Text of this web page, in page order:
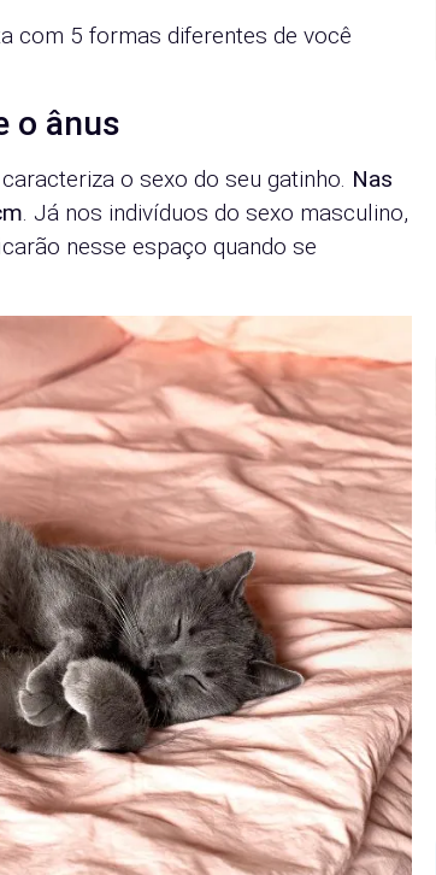
com 5 formas diferentes de você
o ânus
o sexo do seu gatinho. Nas
. Já nos indivíduos do sexo masculino,
nesse espaço quando se